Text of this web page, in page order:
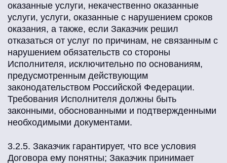
оказанные услуги, некачественно оказанные
услуги, услуги, оказанные с нарушением сроков
оказания, а также, если Заказчик решил
отказаться от услуг по причинам, не связанным с
нарушением обязательств со стороны
Исполнителя, исключительно по основаниям,
предусмотренным действующим
законодательством Российской Федерации.
Требования Исполнителя должны быть
законными, обоснованными и подтвержденными
необходимыми документами.
3.2.5. Заказчик гарантирует, что все условия
Договора ему понятны; Заказчик принимает